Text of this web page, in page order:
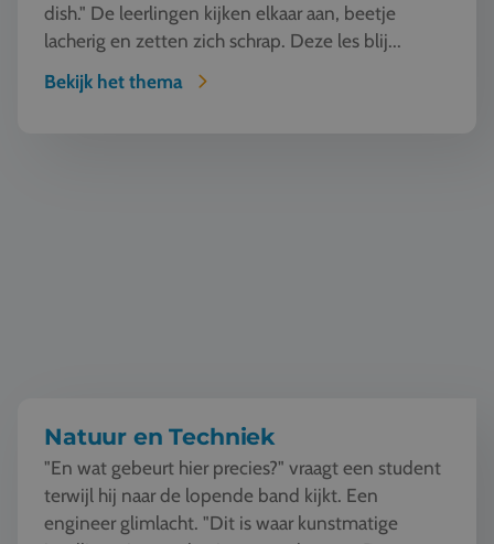
dish." De leerlingen kijken elkaar aan, beetje
lacherig en zetten zich schrap. Deze les blij...
Bekijk het thema
Natuur en Techniek
"En wat gebeurt hier precies?" vraagt een student
terwijl hij naar de lopende band kijkt. Een
engineer glimlacht. "Dit is waar kunstmatige